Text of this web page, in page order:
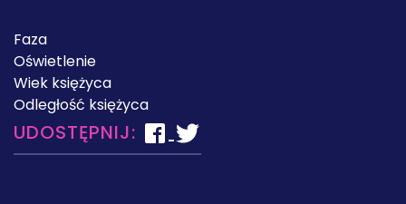
Faza
Oświetlenie
Wiek księżyca
Odległość księżyca
UDOSTĘPNIJ: